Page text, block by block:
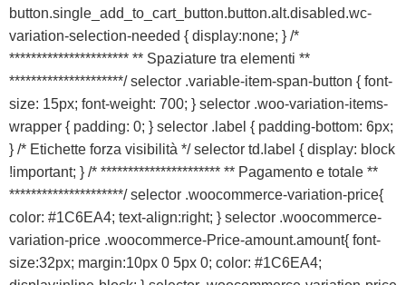
button.single_add_to_cart_button.button.alt.disabled.wc-
variation-selection-needed { display:none; } /*
********************** ** Spaziature tra elementi **
*********************/ selector .variable-item-span-button { font-
size: 15px; font-weight: 700; } selector .woo-variation-items-
wrapper { padding: 0; } selector .label { padding-bottom: 6px;
} /* Etichette forza visibilità */ selector td.label { display: block
!important; } /* ********************** ** Pagamento e totale **
*********************/ selector .woocommerce-variation-price{
color: #1C6EA4; text-align:right; } selector .woocommerce-
variation-price .woocommerce-Price-amount.amount{ font-
size:32px; margin:10px 0 5px 0; color: #1C6EA4;